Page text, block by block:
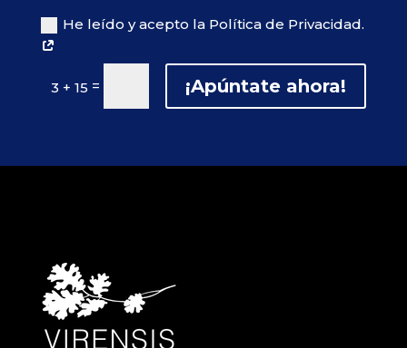
He leído y acepto la Política de Privacidad.
3 + 15 = ¡Apúntate ahora!